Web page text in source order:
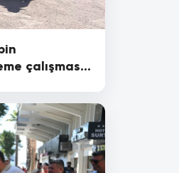
çalışması